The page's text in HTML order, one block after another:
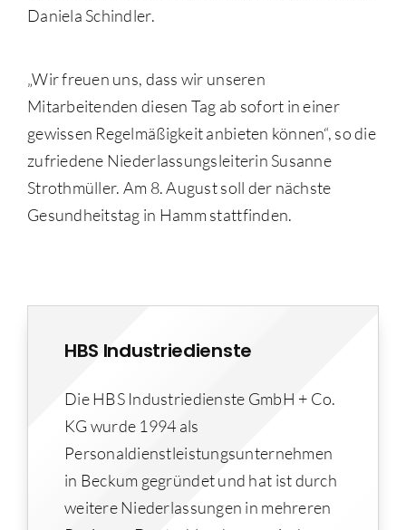
Daniela Schindler.
„Wir freuen uns, dass wir unseren
Mitarbeitenden diesen Tag ab sofort in einer
gewissen Regelmäßigkeit anbieten können“, so die
zufriedene Niederlassungsleiterin Susanne
Strothmüller. Am 8. August soll der nächste
Gesundheitstag in Hamm stattfinden.
HBS Industriedienste
Die HBS Industriedienste GmbH + Co.
KG wurde 1994 als
Personaldienstleistungsunternehmen
in Beckum gegründet und hat ist durch
weitere Niederlassungen in mehreren